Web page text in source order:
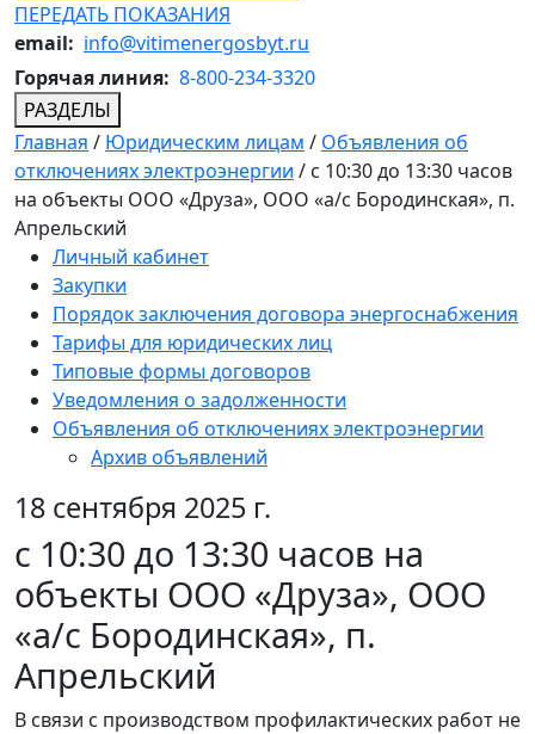
ПЕРЕДАТЬ ПОКАЗАНИЯ
email: info@vitimenergosbyt.ru
Горячая линия: 8-800-234-3320
РАЗДЕЛЫ
Главная / Юридическим лицам / Объявления об
отключениях электроэнергии / с 10:30 до 13:30 часов
на объекты ООО «Друза», ООО «а/с Бородинская», п.
Апрельский
Личный кабинет
Закупки
Порядок заключения договора энергоснабжения
Тарифы для юридических лиц
Типовые формы договоров
Уведомления о задолженности
Объявления об отключениях электроэнергии
Архив объявлений
18 сентября 2025 г.
с 10:30 до 13:30 часов на
объекты ООО «Друза», ООО
«а/с Бородинская», п.
Апрельский
В связи с производством профилактических работ не